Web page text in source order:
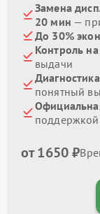
Замена
20 мин —
До 30%
Контроль
выдачи
понятный
поддержкой
от 1650 ₽